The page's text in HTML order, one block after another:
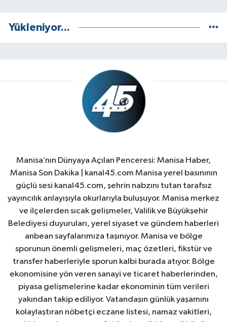
Yükleniyor...
Manisa’nın Dünyaya Açılan Penceresi: Manisa Haber,
Manisa Son Dakika | kanal45.com Manisa yerel basınının
güçlü sesi kanal45.com, şehrin nabzını tutan tarafsız
yayıncılık anlayışıyla okurlarıyla buluşuyor. Manisa merkez
ve ilçelerden sıcak gelişmeler, Valilik ve Büyükşehir
Belediyesi duyuruları, yerel siyaset ve gündem haberleri
anbean sayfalarımıza taşınıyor. Manisa ve bölge
sporunun önemli gelişmeleri, maç özetleri, fikstür ve
transfer haberleriyle sporun kalbi burada atıyor. Bölge
ekonomisine yön veren sanayi ve ticaret haberlerinden,
piyasa gelişmelerine kadar ekonominin tüm verileri
yakından takip ediliyor. Vatandaşın günlük yaşamını
kolaylaştıran nöbetçi eczane listesi, namaz vakitleri,